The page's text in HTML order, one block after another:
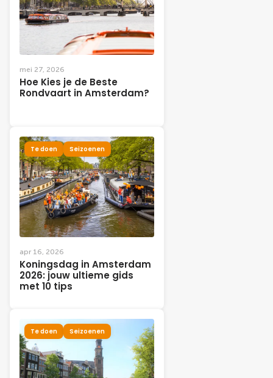
mei 27, 2026
Hoe Kies je de Beste
Rondvaart in Amsterdam?
Te doen Seizoenen
apr 16, 2026
Koningsdag in Amsterdam
2026: jouw ultieme gids
met 10 tips
Te doen Seizoenen